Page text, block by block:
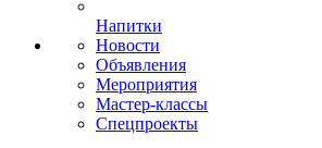
Напитки
Новости
Объявления
Мероприятия
Мастер-классы
Спецпроекты